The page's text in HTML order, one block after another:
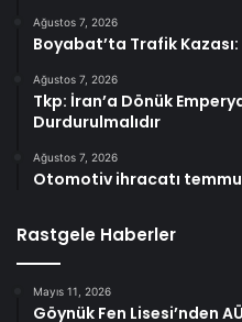
Ağustos 7, 2026
Boyabat’ta Trafik Kazası:
Ağustos 7, 2026
Tkp: İran’a Dönük
Durdurulmalıdır
Ağustos 7, 2026
Otomotiv ihracatı
Rastgele Haberler
Mayıs 11, 2026
Göynük Fen Lisesi’nden